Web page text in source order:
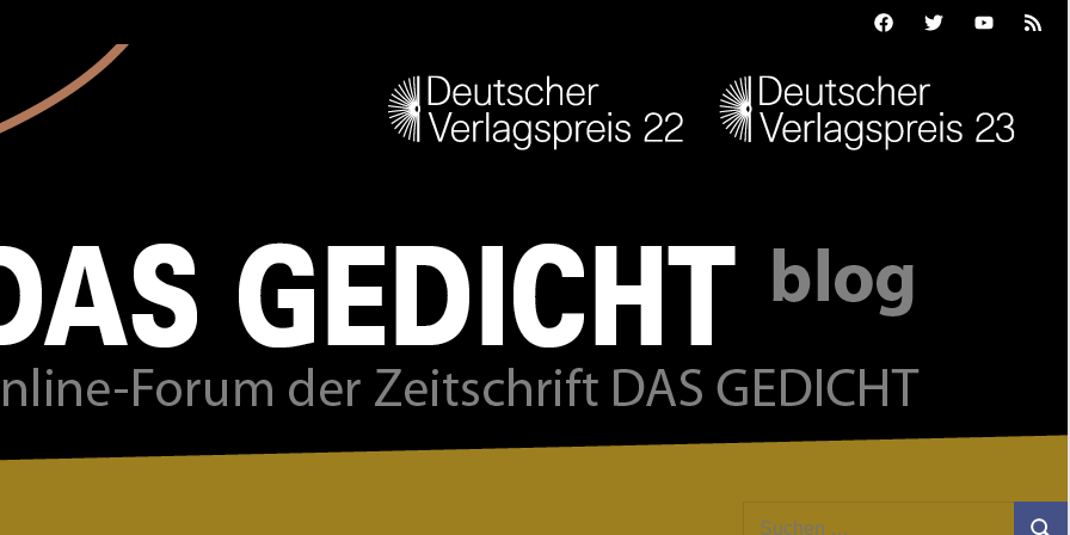
FacebookTwitterYoutubeFeed
Suchen